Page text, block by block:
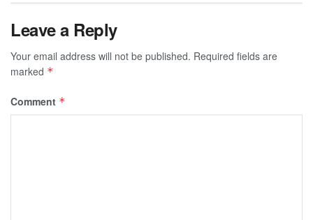
Leave a Reply
Your email address will not be published. Required fields are
marked *
Comment *